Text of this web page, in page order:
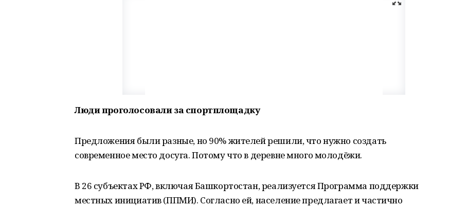
Люди проголосовали за спортплощадку
Предложения были разные, но 90% жителей решили, что нужно создать
современное место досуга. Потому что в деревне много молодёжи.
В 26 субъектах РФ, включая Башкортостан, реализуется Программа поддержки
местных инициатив (ППМИ). Согласно ей, население предлагает и частично